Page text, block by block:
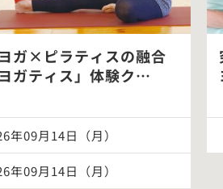
ガ×ピラティスの融合
ガティス」体験ク…
年09月14日（月）
年09月14日（月）